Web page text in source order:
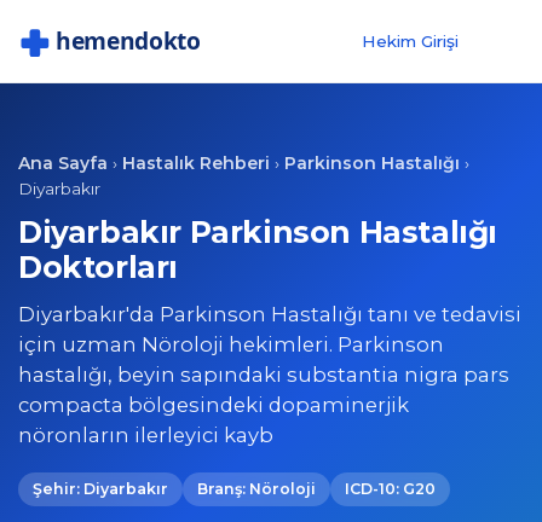
Hekim Girişi
Ana Sayfa › Hastalık Rehberi › Parkinson Hastalığı ›
Diyarbakır
Diyarbakır Parkinson Hastalığı
Doktorları
Diyarbakır'da Parkinson Hastalığı tanı ve tedavisi
için uzman Nöroloji hekimleri. Parkinson
hastalığı, beyin sapındaki substantia nigra pars
compacta bölgesindeki dopaminerjik
nöronların ilerleyici kayb
Şehir: Diyarbakır Branş: Nöroloji ICD-10: G20